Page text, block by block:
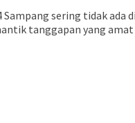
sering tidak
tanggapan yang amat